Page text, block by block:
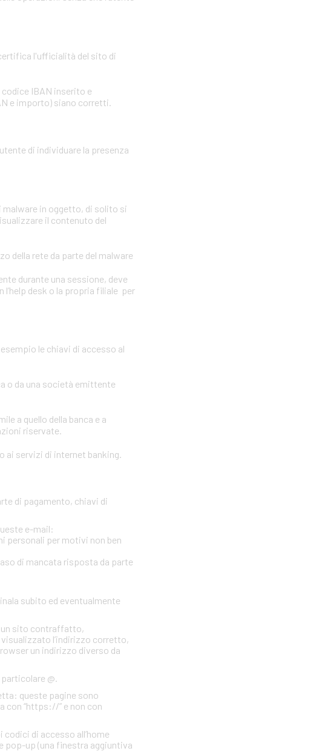
l'ufficialità del sito di
IBAN inserito e
e importo) siano corretti.
di individuare la presenza
malware in oggetto, di solito si
il contenuto del
della rete da parte del malware
durante una sessione, deve
desk o la propria filiale per
le chiavi di accesso al
o da una società emittente
a quello della banca e a
riservate.
ai servizi di internet banking.
di pagamento, chiavi di
e-mail:
personali per motivi non ben
di mancata risposta da parte
subito ed eventualmente
un sito contraffatto,
l’indirizzo corretto,
un indirizzo diverso da
@.
queste pagine sono
con “https://” e non con
di accesso all’home
pop-up (una finestra aggiuntiva